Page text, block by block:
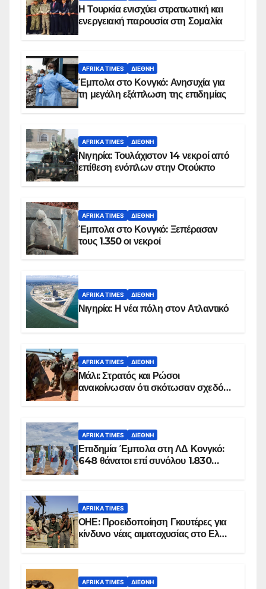
Η Τουρκία ενισχύει στρατιωτική και
ενεργειακή παρουσία στη Σομαλία
AFRIKA TIMES ΔΙΕΘΝΉ
Έμπολα στο Κονγκό: Ανησυχία για
τη μεγάλη εξάπλωση της επιδημίας
AFRIKA TIMES ΔΙΕΘΝΉ
Νιγηρία: Τουλάχιστον 14 νεκροί από
επίθεση ενόπλων στην Οτούκπο
AFRIKA TIMES ΔΙΕΘΝΉ
Έμπολα στο Κονγκό: Ξεπέρασαν
τους 1.350 οι νεκροί
AFRIKA TIMES ΔΙΕΘΝΉ
Νιγηρία: Η νέα πόλη στον Ατλαντικό
AFRIKA TIMES ΔΙΕΘΝΉ
Μάλι: Στρατός και Ρώσοι
ανακοίνωσαν ότι σκότωσαν σχεδόν
AFRIKA TIMES ΔΙΕΘΝΉ
Επιδημία Έμπολα στη ΛΔ Κονγκό:
648 θάνατοι επί συνόλου 1.830
AFRIKA TIMES
ΟΗΕ: Προειδοποίηση Γκουτέρες για
κίνδυνο νέας αιματοχυσίας στο Ελ
AFRIKA TIMES ΔΙΕΘΝΉ